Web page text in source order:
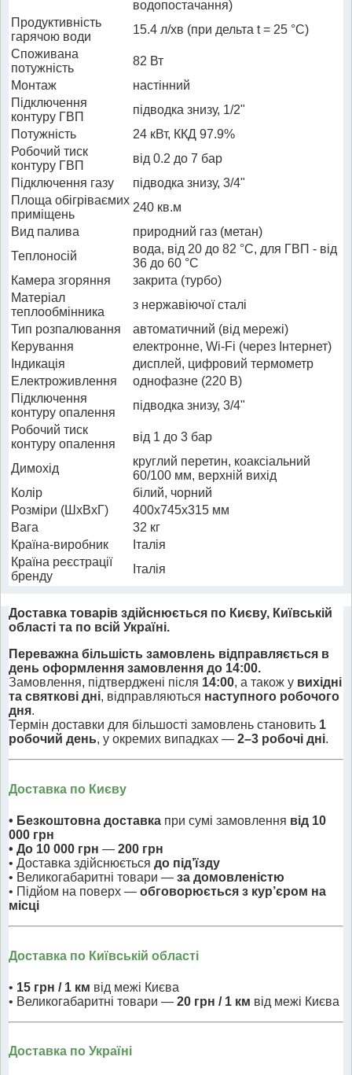
водопостачання)
Продуктивність
гарячою води
15.4 л/хв (при дельта t = 25 °C)
Споживана
потужність
82 Вт
Монтаж
настінний
Підключення
контуру ГВП
підводка знизу, 1/2"
Потужність
24 кВт, ККД 97.9%
Робочий тиск
контуру ГВП
від 0.2 до 7 бар
Підключення газу
підводка знизу, 3/4"
Площа обігріваємих
приміщень
240 кв.м
Вид палива
природний газ (метан)
Теплоносій
вода, від 20 до 82 °C, для ГВП - від
36 до 60 °C
Камера згоряння
закрита (турбо)
Матеріал
теплообмінника
з нержавіючої сталі
Тип розпалювання
автоматичний (від мережі)
Керування
електронне, Wi-Fi (через Інтернет)
Індикація
дисплей, цифровий термометр
Електроживлення
однофазне (220 В)
Підключення
контуру опалення
підводка знизу, 3/4"
Робочий тиск
контуру опалення
від 1 до 3 бар
Димохід
круглий перетин, коаксіальний
60/100 мм, верхній вихід
Колір
білий, чорний
Розміри (ШхВхГ)
400x745x315 мм
Вага
32 кг
Країна-виробник
Італія
Країна реєстрації
бренду
Італія
Доставка товарів здійснюється по Києву, Київській
області та по всій Україні.
Переважна більшість замовлень відправляється в
день оформлення замовлення до 14:00.
Замовлення, підтверджені після 14:00, а також у вихідні
та святкові дні, відправляються наступного робочого
дня.
Термін доставки для більшості замовлень становить 1
робочий день, у окремих випадках — 2–3 робочі дні.
Доставка по Києву
• Безкоштовна доставка при сумі замовлення від 10
000 грн
• До 10 000 грн — 200 грн
• Доставка здійснюється до під’їзду
• Великогабаритні товари — за домовленістю
• Підйом на поверх — обговорюється з кур’єром на
місці
Доставка по Київській області
• 15 грн / 1 км від межі Києва
• Великогабаритні товари — 20 грн / 1 км від межі Києва
Доставка по Україні